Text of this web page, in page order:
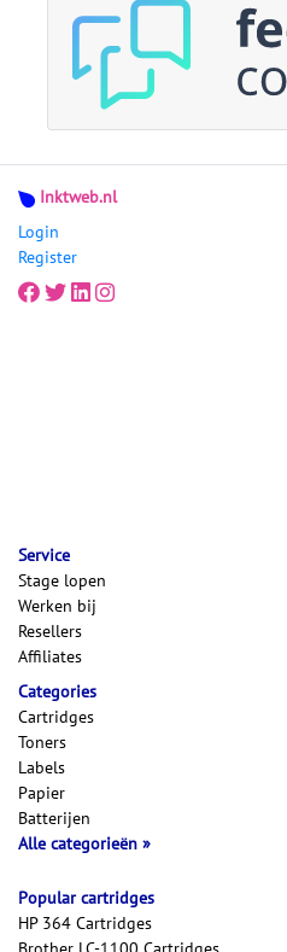
Inktweb.nl
Login
Register
Service
Stage lopen
Werken bij
Resellers
Affiliates
Categories
Cartridges
Toners
Labels
Papier
Batterijen
Alle categorieën
Popular cartridges
HP 364 Cartridges